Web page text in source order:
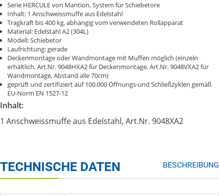
Serie HERCULE von Mantion, System für Schiebetore
Inhalt: 1 Anschweissmuffe aus Edelstahl
Tragkraft bis 400 kg, abhängig vom verwendeten Rollapparat
Material: Edelstahl A2 (304L)
Modell: Schiebetor
Laufrichtung: gerade
Deckenmontage oder Wandmontage mit Muffen möglich (einzeln
erhältlich, Art.Nr. 9048HXA2 für Deckenmontage, Art.Nr. 9048VXA2 für
Wandmontage, Abstand alle 70cm)
geprüft und zertifiziert auf 100.000 Öffnungs-und Schließzyklen gemäß
EU-Norm EN 1527-12
Inhalt:
1 Anschweissmuffe aus Edelstahl, Art.Nr. 9048XA2
TECHNISCHE DATEN BESCHREIBUNG